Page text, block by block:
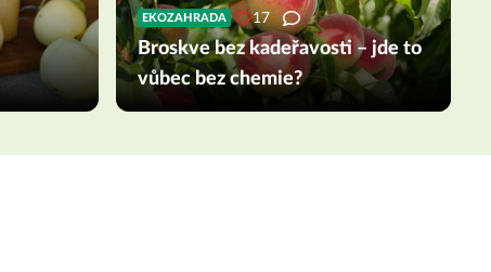
EKOZAHRADA 17
Broskve bez kadeřavosti – jde to
vůbec bez chemie?